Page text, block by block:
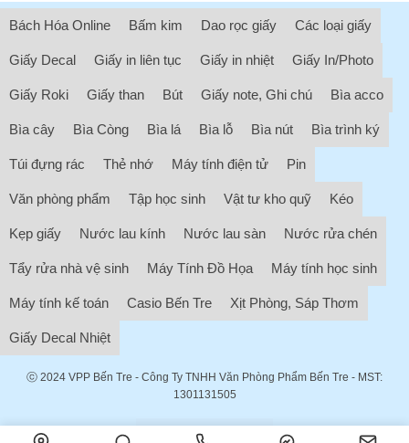
Bách Hóa Online Bấm kim Dao rọc giấy Các loại giấy
Giấy Decal Giấy in liên tục Giấy in nhiệt Giấy In/Photo
Giấy Roki Giấy than Bút Giấy note, Ghi chú Bìa acco
Bìa cây Bìa Còng Bìa lá Bìa lỗ Bìa nút Bìa trình ký
Túi đựng rác Thẻ nhớ Máy tính điện tử Pin
Văn phòng phẩm Tập học sinh Vật tư kho quỹ Kéo
Kẹp giấy Nước lau kính Nước lau sàn Nước rửa chén
Tẩy rửa nhà vệ sinh Máy Tính Đồ Họa Máy tính học sinh
Máy tính kế toán Casio Bến Tre Xịt Phòng, Sáp Thơm
Giấy Decal Nhiệt
ⓒ 2024 VPP Bến Tre - Công Ty TNHH Văn Phòng Phẩm Bến Tre - MST:
1301131505